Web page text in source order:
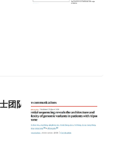
团队通过序贯测序剖解